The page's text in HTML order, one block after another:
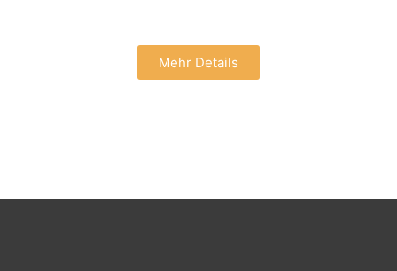
Mehr Details